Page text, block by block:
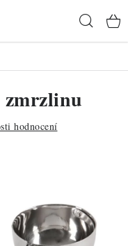
zmrzlinu
hodnocení